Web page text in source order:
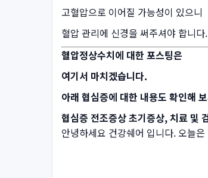
고혈압으로 이어질 가능성이 있으니
혈압 관리에 신경을 써주셔야 합니다.
혈압정상수치에 대한 포스팅은
여기서 마치겠습니다.
아래 협심증에 대한 내용도 확인해
협심증 전조증상 초기증상, 치료 및
안녕하세요 건강쉐어 입니다. 오늘